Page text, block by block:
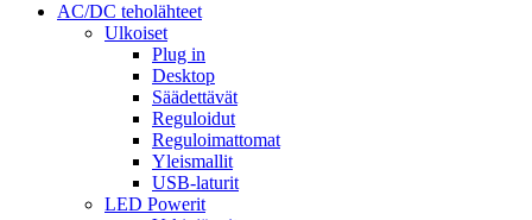
AC/DC teholähteet
Ulkoiset
Plug in
Desktop
Säädettävät
Reguloidut
Reguloimattomat
Yleismallit
USB-laturit
LED Powerit